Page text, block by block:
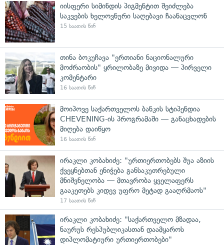
იისფერი სიმინდის პიგმენტით შეიძლება
საკვების ხელოვნური საღებავი ჩაანაცვლონ
15 საათის წინ
თინა ბოკუჩავა "ერთიანი ნაციონალური
მოძრაობის" ყრილობაზე მივიდა — პირველი
კომენტარი
16 საათის წინ
მოიპოვე საქართველოს ბანკის სტიპენდია
CHEVENING-ის პროგრამაში — განაცხადების
მიღება დაიწყო
16 საათის წინ
ირაკლი კობახიძე: "ურთიერთობებს შუა აზიის
ქვეყნებთან ენიჭება განსაკუთრებული
მნიშვნელობა — მთავრობა ყველაფერს
გააკეთებს კიდევ უფრო მეტად გააღრმაოს"
17 საათის წინ
ირაკლი კობახიძე: "საქართველო მზადაა,
ნაურუს რესპუბლიკასთან დაამყაროს
დიპლომატიური ურთიერთობები"